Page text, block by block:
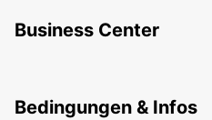
Business Center
Bedingungen & Infos